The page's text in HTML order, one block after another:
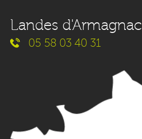
Landes d'Armagnac
05 58 03 40 31